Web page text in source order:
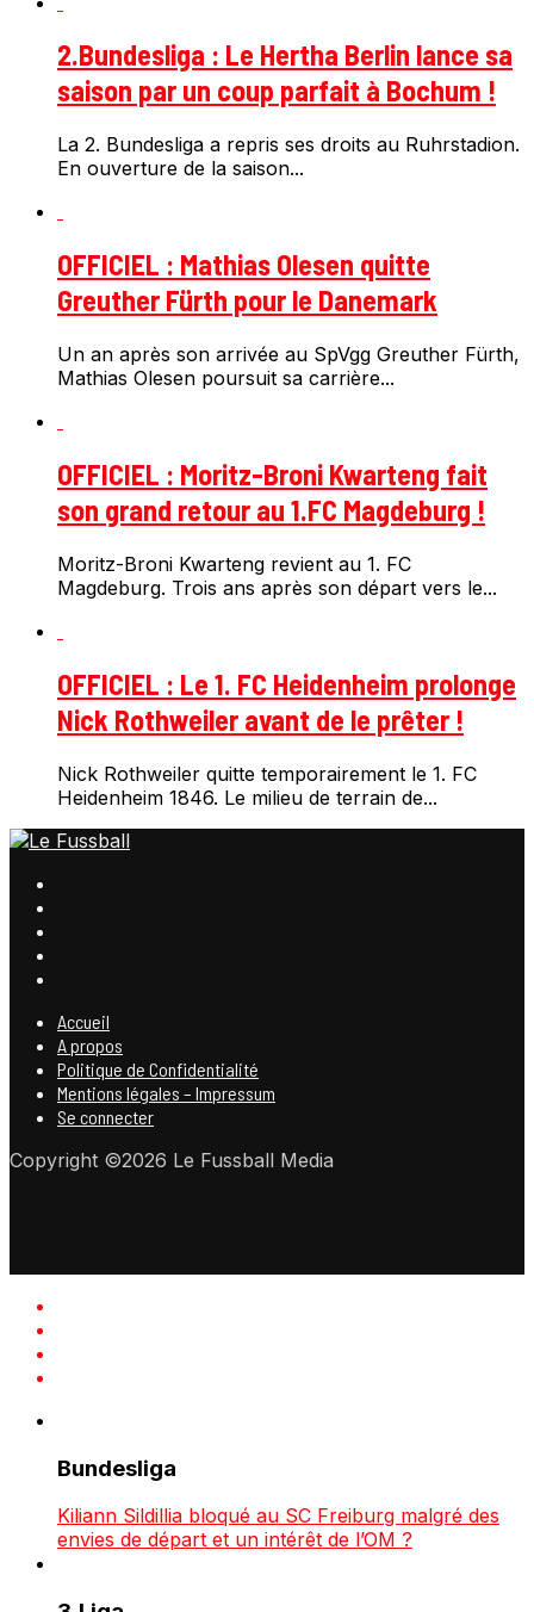
2.Bundesliga : Le Hertha Berlin lance sa
saison par un coup parfait à Bochum !
La 2. Bundesliga a repris ses droits au Ruhrstadion.
En ouverture de la saison...
OFFICIEL : Mathias Olesen quitte
Greuther Fürth pour le Danemark
Un an après son arrivée au SpVgg Greuther Fürth,
Mathias Olesen poursuit sa carrière...
OFFICIEL : Moritz-Broni Kwarteng fait
son grand retour au 1.FC Magdeburg !
Moritz-Broni Kwarteng revient au 1. FC
Magdeburg. Trois ans après son départ vers le...
OFFICIEL : Le 1. FC Heidenheim prolonge
Nick Rothweiler avant de le prêter !
Nick Rothweiler quitte temporairement le 1. FC
Heidenheim 1846. Le milieu de terrain de...
Accueil
A propos
Politique de Confidentialité
Mentions légales – Impressum
Se connecter
Copyright ©2026 Le Fussball Media
Bundesliga
Kiliann Sildillia bloqué au SC Freiburg malgré des
envies de départ et un intérêt de l’OM ?